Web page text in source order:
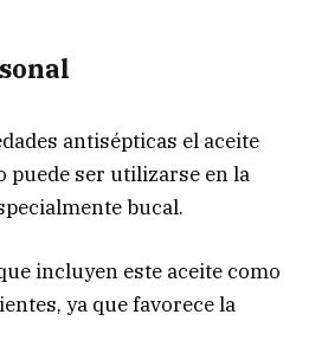
antisépticas el aceite
puede ser utilizarse en la
bucal.
incluyen este aceite como
ya que favorece la